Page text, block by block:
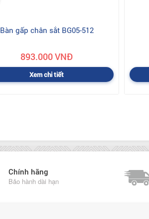
Bàn gấp chân sắt BG05-512
893.000 VNĐ
Xem chi tiết
Chính hãng
Bảo hành dài hạn